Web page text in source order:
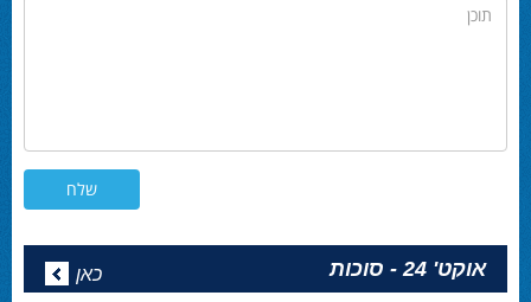
תוכן
אוקט' 24 - סוכות כאן